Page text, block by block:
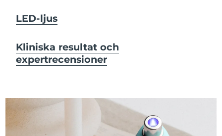
LED-ljus
Kliniska resultat och
expertrecensioner